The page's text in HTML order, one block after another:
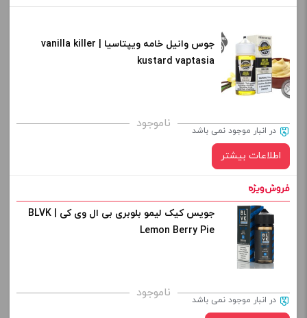
جوس وانیل خامه ویپتاسیا | vanilla killer
kustard vaptasia
ناموجود در انبار موجود نمی باشد
اطلاعات بیشتر
جویس کیک لیمو بلوبری بی ال وی کی | BLVK
Lemon Berry Pie
ناموجود در انبار موجود نمی باشد